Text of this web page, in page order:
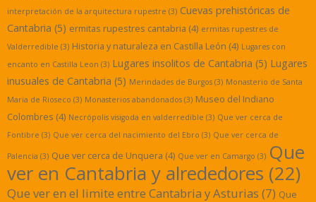
interpretación de la arquitectura rupestre (3) Cuevas prehistóricas de
Cantabria (5) ermitas rupestres cantabria (4) ermitas rupestres de
Valderredible (3) Historia y naturaleza en Castilla León (4) Lugares con
encanto en Castilla Leon (3) Lugares insolitos de Cantabria (5) Lugares
inusuales de Cantabria (5) Merindades de Burgos (3) Monasterio de Santa
Maria de Rioseco (3) Monasterios abandonados (3) Museo del Indiano
Colombres (4) Necrópolis visigoda en valderredible (3) Que ver cerca de
Fontibre (3) Que ver cerca del nacimiento del Ebro (3) Que ver cerca de
Palencia (3) Que ver cerca de Unquera (4) Que ver en Camargo (3) Que
ver en Cantabria y alrededores (22)
Que ver en el limite entre Cantabria y Asturias (7) Que